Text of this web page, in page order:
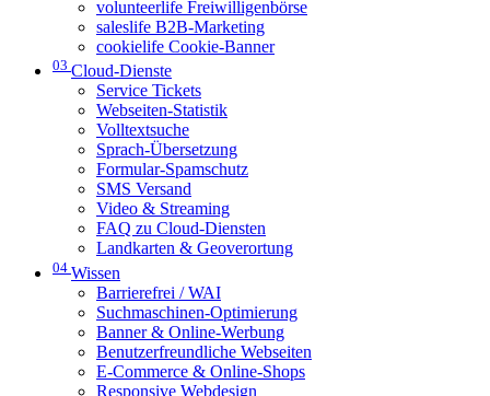
volunteerlife Freiwilligenbörse
saleslife B2B-Marketing
cookielife Cookie-Banner
03 Cloud-Dienste
Service Tickets
Webseiten-Statistik
Volltextsuche
Sprach-Übersetzung
Formular-Spamschutz
SMS Versand
Video & Streaming
FAQ zu Cloud-Diensten
Landkarten & Geoverortung
04 Wissen
Barrierefrei / WAI
Suchmaschinen-Optimierung
Banner & Online-Werbung
Benutzerfreundliche Webseiten
E-Commerce & Online-Shops
Responsive Webdesign